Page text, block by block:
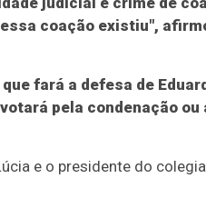
coação existiu",
fará a defesa de
pela condenação ou
e o presidente do